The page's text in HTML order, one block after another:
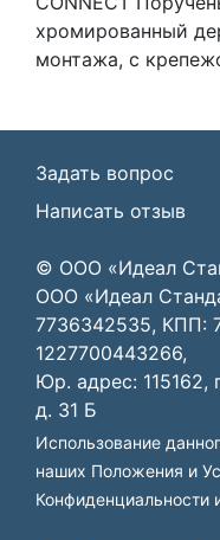
хромированный
монтажа, с
Задать вопрос
Написать отзыв
© ООО «Идеал
ООО «Идеал
7736342535, КПП:
1227700443266,
Юр. адрес: 115162,
д. 31 Б
Использование
наших Положения и
Конфиденциальности